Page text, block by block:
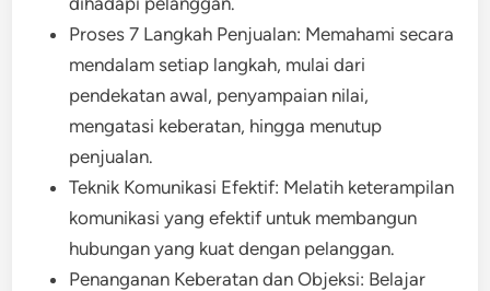
Proses 7 Langkah Penjualan: Memahami secara
mendalam setiap langkah, mulai dari
pendekatan awal, penyampaian nilai,
mengatasi keberatan, hingga menutup
penjualan.
Teknik Komunikasi Efektif: Melatih keterampilan
komunikasi yang efektif untuk membangun
hubungan yang kuat dengan pelanggan.
Penanganan Keberatan dan Objeksi: Belajar